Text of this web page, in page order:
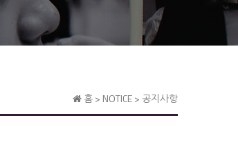
홈 > NOTICE > 공지사항